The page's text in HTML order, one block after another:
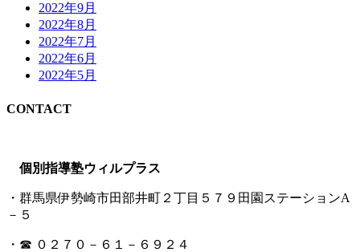
2022年9月
2022年8月
2022年7月
2022年6月
2022年5月
CONTACT
個別指導塾ウィルプラス
・群馬県伊勢崎市田部井町２丁目５７９田園ステーションA
－５
・☎ ０２７０－６１－６９２４